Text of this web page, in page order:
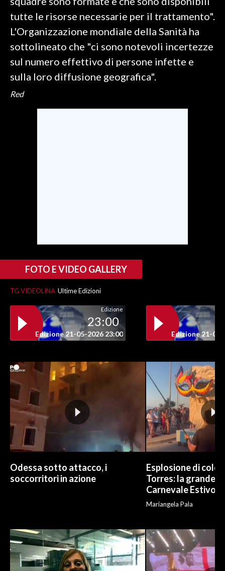
tutte le risorse necessarie per il trattamento".
L'Organizzazione mondiale della Sanità ha
sottolineato che "ci sono notevoli incertezze
sul numero effettivo di persone infette e
sulla loro diffusione geografica".
Red
FOTO E VIDEO GALLERY
TG VIDEOLINA Ultime Edizioni
Edizione
23:00
Edizione 21-05-2026 23:00 Edizione 21-05-
Odessa sotto attacco, i
soccorritori in azione
Esplosione di
Torres: la grande
Carnevale Estivo
Mariangela Pala